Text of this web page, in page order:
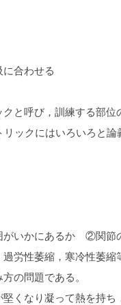
合わせる
と呼び，訓練する部位
ックにはいろいろと
いかにあるか ②関節
労性萎縮，寒冷性萎縮
の問題である。
くなり凝って熱を持ち